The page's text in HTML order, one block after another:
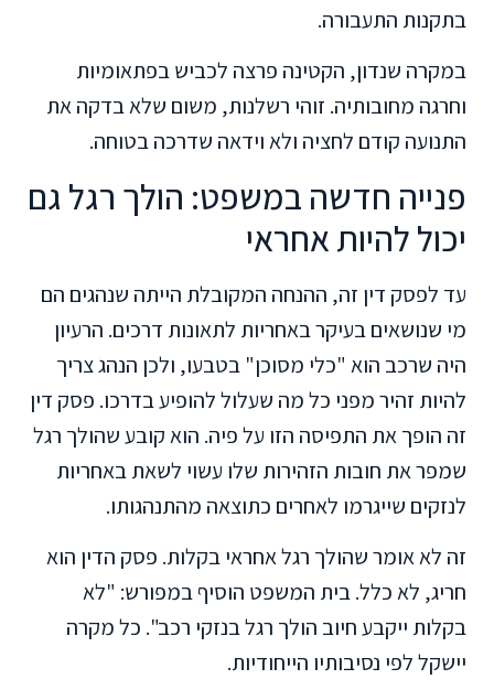
בתקנות התעבורה.
במקרה שנדון, הקטינה פרצה לכביש בפתאומיות
וחרגה מחובותיה. זוהי רשלנות, משום שלא בדקה את
התנועה קודם לחציה ולא וידאה שדרכה בטוחה.
פנייה חדשה במשפט: הולך רגל גם
יכול להיות אחראי
עד לפסק דין זה, ההנחה המקובלת הייתה שנהגים הם
מי שנושאים בעיקר באחריות לתאונות דרכים. הרעיון
היה שרכב הוא "כלי מסוכן" בטבעו, ולכן הנהג צריך
להיות זהיר מפני כל מה שעלול להופיע בדרכו. פסק דין
זה הופך את התפיסה הזו על פיה. הוא קובע שהולך רגל
שמפר את חובות הזהירות שלו עשוי לשאת באחריות
לנזקים שייגרמו לאחרים כתוצאה מהתנהגותו.
זה לא אומר שהולך רגל אחראי בקלות. פסק הדין הוא
חריג, לא כלל. בית המשפט הוסיף במפורש: "לא
בקלות ייקבע חיוב הולך רגל בנזקי רכב". כל מקרה
יישקל לפי נסיבותיו הייחודיות.